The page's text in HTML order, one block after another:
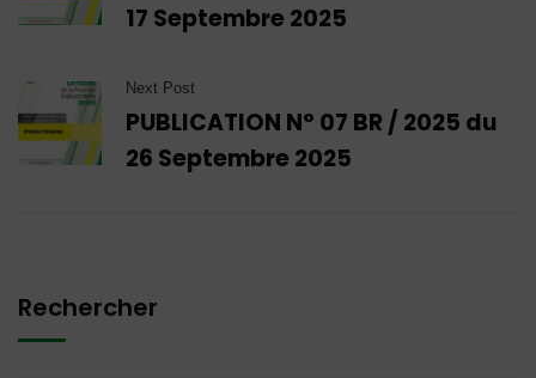
17 Septembre 2025
Next Post
PUBLICATION N° 07 BR / 2025 du
26 Septembre 2025
Rechercher